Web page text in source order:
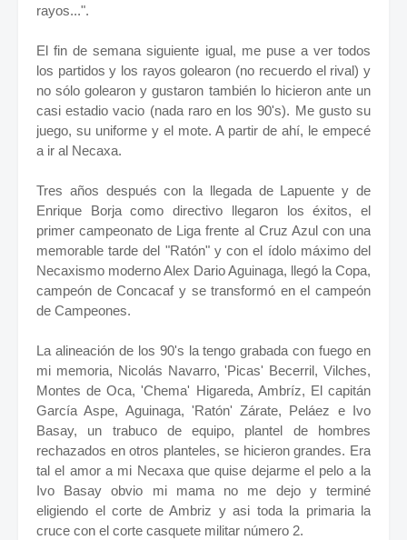
rayos...".
El fin de semana siguiente igual, me puse a ver todos
los partidos y los rayos golearon (no recuerdo el rival) y
no sólo golearon y gustaron también lo hicieron ante un
casi estadio vacio (nada raro en los 90's). Me gusto su
juego, su uniforme y el mote. A partir de ahí, le empecé
a ir al Necaxa.
Tres años después con la llegada de Lapuente y de
Enrique Borja como directivo llegaron los éxitos, el
primer campeonato de Liga frente al Cruz Azul con una
memorable tarde del "Ratón" y con el ídolo máximo del
Necaxismo moderno Alex Dario Aguinaga, llegó la Copa,
campeón de Concacaf y se transformó en el campeón
de Campeones.
La alineación de los 90's la tengo grabada con fuego en
mi memoria, Nicolás Navarro, 'Picas' Becerril, Vilches,
Montes de Oca, 'Chema' Higareda, Ambríz, El capitán
García Aspe, Aguinaga, 'Ratón' Zárate, Peláez e Ivo
Basay, un trabuco de equipo, plantel de hombres
rechazados en otros planteles, se hicieron grandes. Era
tal el amor a mi Necaxa que quise dejarme el pelo a la
Ivo Basay obvio mi mama no me dejo y terminé
eligiendo el corte de Ambriz y asi toda la primaria la
cruce con el corte casquete militar número 2.